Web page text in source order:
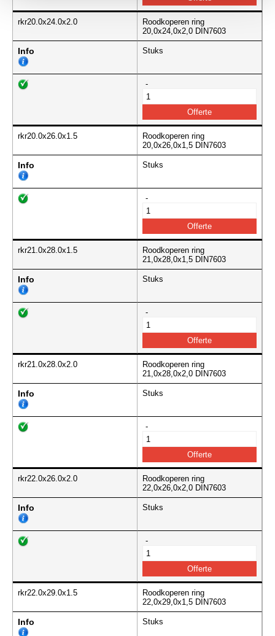
rkr20.0x24.0x2.0
Roodkoperen ring
20,0x24,0x2,0 DIN7603
Info Stuks
-
rkr20.0x26.0x1.5
Roodkoperen ring
20,0x26,0x1,5 DIN7603
Info Stuks
-
rkr21.0x28.0x1.5
Roodkoperen ring
21,0x28,0x1,5 DIN7603
Info Stuks
-
rkr21.0x28.0x2.0
Roodkoperen ring
21,0x28,0x2,0 DIN7603
Info Stuks
-
rkr22.0x26.0x2.0
Roodkoperen ring
22,0x26,0x2,0 DIN7603
Info Stuks
-
rkr22.0x29.0x1.5
Roodkoperen ring
22,0x29,0x1,5 DIN7603
Info Stuks